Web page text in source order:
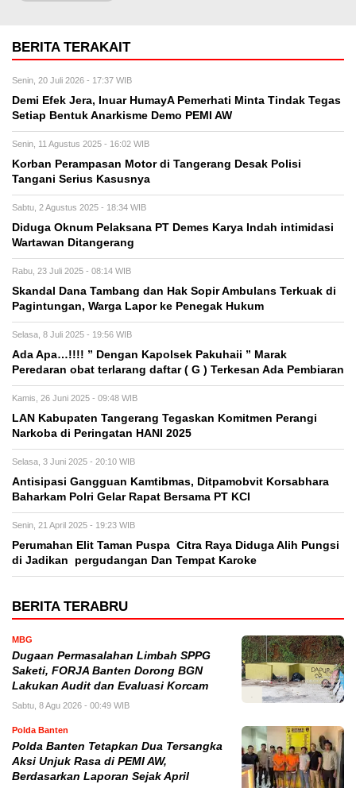
BERITA TERAKAIT
Senin, 20 Juli 2026 - 17:37 WIB
Demi Efek Jera, Inuar HumayA Pemerhati Minta Tindak Tegas
Setiap Bentuk Anarkisme Demo PEMI AW
Senin, 11 Agustus 2025 - 16:02 WIB
Korban Perampasan Motor di Tangerang Desak Polisi
Tangani Serius Kasusnya
Sabtu, 2 Agustus 2025 - 18:34 WIB
Diduga Oknum Pelaksana PT Demes Karya Indah intimidasi
Wartawan Ditangerang
Rabu, 23 Juli 2025 - 08:14 WIB
Skandal Dana Tambang dan Hak Sopir Ambulans Terkuak di
Pagintungan, Warga Lapor ke Penegak Hukum
Selasa, 8 Juli 2025 - 19:56 WIB
Ada Apa…!!!! ” Dengan Kapolsek Pakuhaii ” Marak
Peredaran obat terlarang daftar ( G ) Terkesan Ada Pembiaran
Kamis, 26 Juni 2025 - 09:48 WIB
LAN Kabupaten Tangerang Tegaskan Komitmen Perangi
Narkoba di Peringatan HANI 2025
Selasa, 3 Juni 2025 - 20:10 WIB
Antisipasi Gangguan Kamtibmas, Ditpamobvit Korsabhara
Baharkam Polri Gelar Rapat Bersama PT KCI
Senin, 21 April 2025 - 19:23 WIB
Perumahan Elit Taman Puspa Citra Raya Diduga Alih Pungsi
di Jadikan pergudangan Dan Tempat Karoke
BERITA TERABRU
MBG
Dugaan Permasalahan Limbah SPPG
Saketi, FORJA Banten Dorong BGN
Lakukan Audit dan Evaluasi Korcam
Sabtu, 8 Agu 2026 - 00:49 WIB
Polda Banten
Polda Banten Tetapkan Dua Tersangka
Aksi Unjuk Rasa di PEMI AW,
Berdasarkan Laporan Sejak April